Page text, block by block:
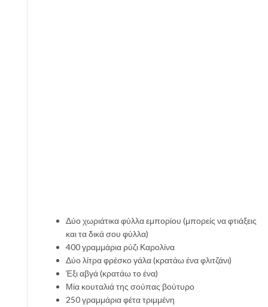
Δύο χωριάτικα φύλλα εμπορίου (μπορείς να φτιάξεις
και τα δικά σου φύλλα)
400 γραμμάρια ρύζι Καρολίνα
Δύο λίτρα φρέσκο γάλα (κρατάω ένα φλιτζάνι)
Έξι αβγά (κρατάω το ένα)
Μία κουταλιά της σούπας βούτυρο
250 γραμμάρια φέτα τριμμένη